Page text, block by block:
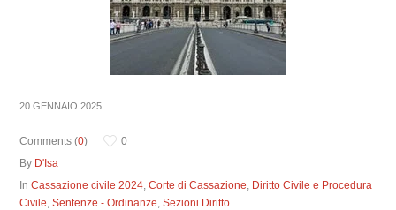
20 GENNAIO 2025
Comments (0)
0
By D'Isa
InCassazione civile 2024,Corte di Cassazione, Diritto Civile e Procedura
Civile,Sentenze - Ordinanze,Sezioni Diritto